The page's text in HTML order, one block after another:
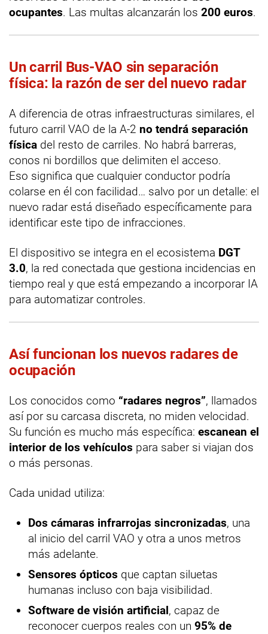
ocupantes. Las multas alcanzarán los 200 euros.
Un carril Bus-VAO sin separación
física: la razón de ser del nuevo radar
A diferencia de otras infraestructuras similares, el
futuro carril VAO de la A-2 no tendrá separación
física del resto de carriles. No habrá barreras,
conos ni bordillos que delimiten el acceso.
Eso significa que cualquier conductor podría
colarse en él con facilidad… salvo por un detalle: el
nuevo radar está diseñado específicamente para
identificar este tipo de infracciones.
El dispositivo se integra en el ecosistema DGT
3.0, la red conectada que gestiona incidencias en
tiempo real y que está empezando a incorporar IA
para automatizar controles.
Así funcionan los nuevos radares de
ocupación
Los conocidos como “radares negros”, llamados
así por su carcasa discreta, no miden velocidad.
Su función es mucho más específica: escanean el
interior de los vehículos para saber si viajan dos
o más personas.
Cada unidad utiliza:
Dos cámaras infrarrojas sincronizadas, una
al inicio del carril VAO y otra a unos metros
más adelante.
Sensores ópticos que captan siluetas
humanas incluso con baja visibilidad.
Software de visión artificial, capaz de
reconocer cuerpos reales con un 95% de